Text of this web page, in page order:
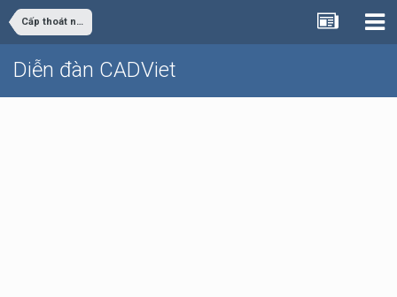
Cấp thoát nước
Diễn đàn CADViet